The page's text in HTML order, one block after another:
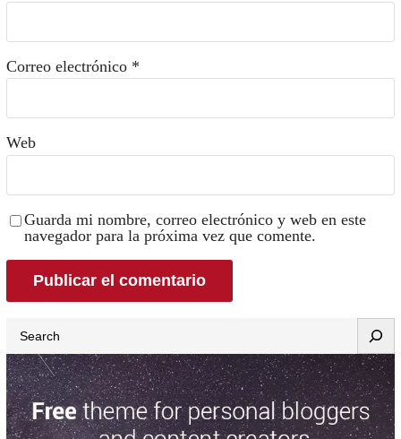
Correo electrónico *
Web
Guarda mi nombre, correo electrónico y web en este
navegador para la próxima vez que comente.